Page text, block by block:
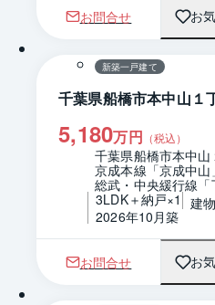
お問合せ お
新築一戸建て
千葉県船橋市本中山１
5,180万円 （税込）
千葉県船橋市本中山
京成本線「京成中
総武・中央緩行線
3LDK＋納戸×1
建
2026年10月築
お問合せ お